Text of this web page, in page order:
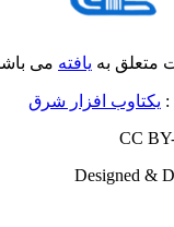
بهیافتهمی باشد.
یکتاوب افزار شرق
Designed